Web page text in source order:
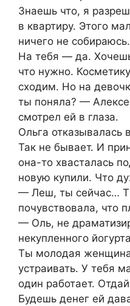
Знаешь что, я
в квартиру. Этого
ничего не
На тебя — да.
что нужно.
сходим. Но на
ты поняла? —
смотрел ей в глаза.
Ольга отказывалась
Так не бывает. И
она-то хвасталась
новую купили. Что
— Леш, ты сейчас…
почувствовала, что
— Оль, не
некупленного
Ты молодая
устраивать. У тебя
один работает.
Будешь денег ей